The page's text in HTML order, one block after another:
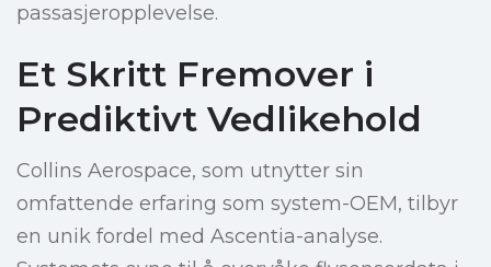
passasjeropplevelse.
Et Skritt Fremover i
Prediktivt Vedlikehold
Collins Aerospace, som utnytter sin
omfattende erfaring som system-OEM, tilbyr
en unik fordel med Ascentia-analyse.